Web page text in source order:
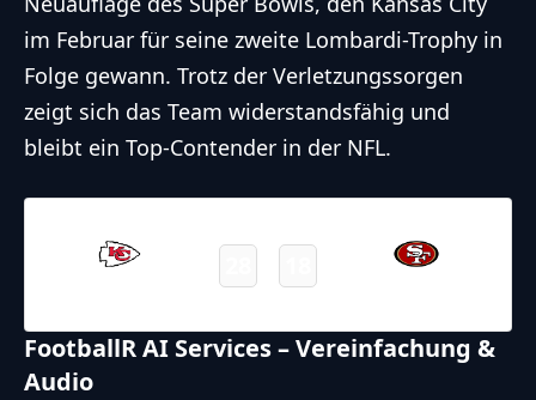
im Februar für seine zweite Lombardi-Trophy in
Folge gewann. Trotz der Verletzungssorgen
zeigt sich das Team widerstandsfähig und
bleibt ein Top-Contender in der NFL.
FootballR AI Services – Vereinfachung &
Audio